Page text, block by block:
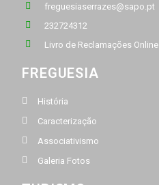
freguesiaserrazes@sapo.pt
232724312
Livro de Reclamações Online
FREGUESIA
História
Caracterização
Associativismo
Galeria Fotos